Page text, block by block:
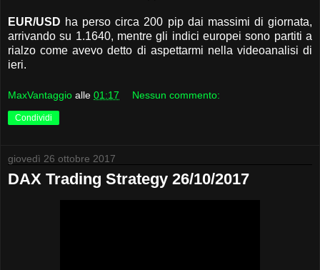
EUR/USD ha perso circa 200 pip dai massimi di giornata,
arrivando su 1.1640, mentre gli indici europei sono partiti a
rialzo come avevo detto di aspettarmi nella videoanalisi di
ieri.
MaxVantaggio alle 01:17 Nessun commento:
Condividi
giovedì 26 ottobre 2017
DAX Trading Strategy 26/10/2017